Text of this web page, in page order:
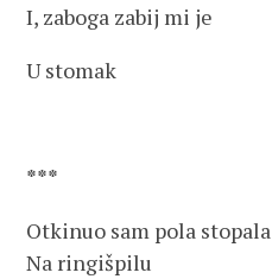
I, zaboga zabij mi je
U stomak
***
Otkinuo sam pola stopala
Na ringišpilu